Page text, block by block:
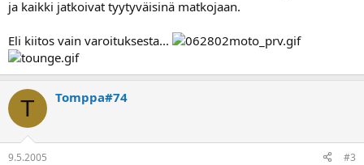
ja kaikki jatkoivat tyytyväisinä matkojaan.
Eli kiitos vain varoituksesta...
T Tomppa#74
9.5.2005 #3